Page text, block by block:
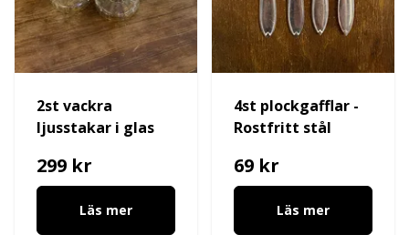
2st vackra
ljusstakar i glas
299 kr
Läs mer
4st plockgafflar -
Rostfritt stål
69 kr
Läs mer